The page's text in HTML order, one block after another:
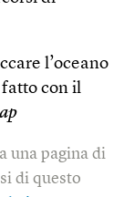
l’oceano
con il
ap
una pagina di
di questo